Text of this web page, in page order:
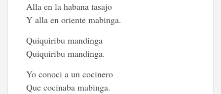
Alla en la habana tasajo
Y alla en oriente mabinga.
Quiquiribu mandinga
Quiquiribu mandinga.
Yo conoci a un cocinero
Que cocinaba mabinga.